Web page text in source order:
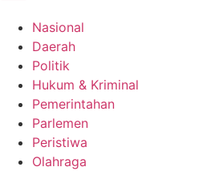
Nasional
Daerah
Politik
Hukum & Kriminal
Pemerintahan
Parlemen
Peristiwa
Olahraga